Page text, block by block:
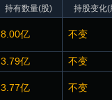
持有数量(股) 持股变化(
8.00亿 不变
3.79亿 不变
3.77亿 不变